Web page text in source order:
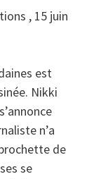
, 15 juin
est
Nikki
n’a
de
se